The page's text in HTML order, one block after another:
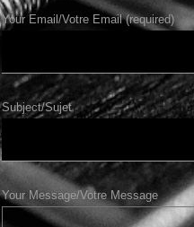
Your Email/Votre Email (required)
Subject/Sujet
Your Message/Votre Message